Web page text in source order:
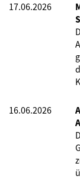
17.06.2026
16.06.2026